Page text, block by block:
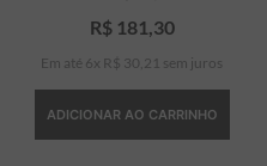
R$ 181,30
Em até 6 x R$ 30 21 sem juros
ADICIONAR AO CARRINHO